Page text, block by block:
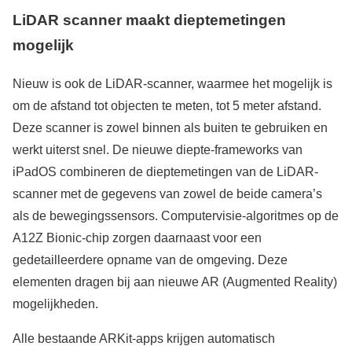
LiDAR scanner maakt dieptemetingen
mogelijk
Nieuw is ook de LiDAR-scanner, waarmee het mogelijk is
om de afstand tot objecten te meten, tot 5 meter afstand.
Deze scanner is zowel binnen als buiten te gebruiken en
werkt uiterst snel. De nieuwe diepte-frameworks van
iPadOS combineren de dieptemetingen van de LiDAR-
scanner met de gegevens van zowel de beide camera’s
als de bewegingssensors. Computervisie-algoritmes op de
A12Z Bionic-chip zorgen daarnaast voor een
gedetailleerdere opname van de omgeving. Deze
elementen dragen bij aan nieuwe AR (Augmented Reality)
mogelijkheden.
Alle bestaande ARKit-apps krijgen automatisch